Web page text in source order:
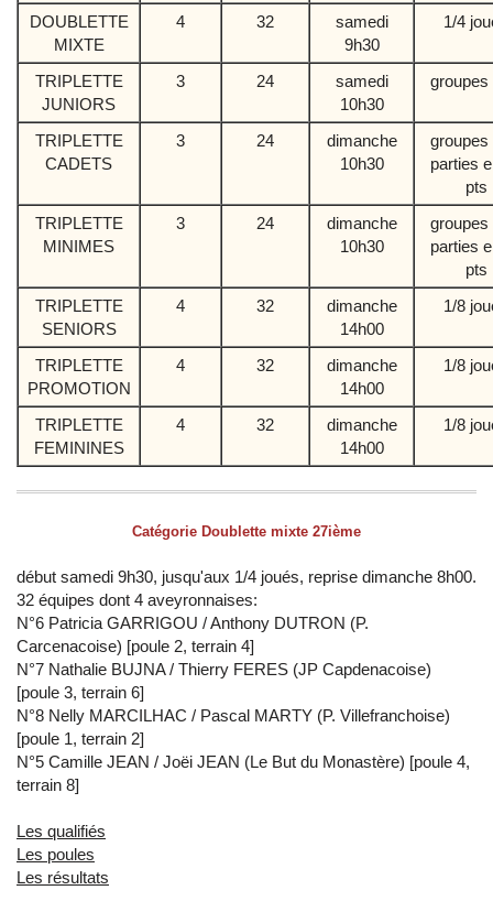
DOUBLETTE
MIXTE
4 32
samedi
9h30
1/4
TRIPLETTE
JUNIORS
3 24
samedi
10h30
groupes
TRIPLETTE
CADETS
3 24
dimanche
10h30
groupes
parties
pts
TRIPLETTE
MINIMES
3 24
dimanche
10h30
groupes
parties
pts
TRIPLETTE
SENIORS
4 32
dimanche
14h00
1/8
TRIPLETTE
PROMOTION
4 32
dimanche
14h00
1/8
TRIPLETTE
FEMININES
4 32
dimanche
14h00
1/8
Catégorie Doublette mixte 27ième
début samedi 9h30, jusqu'aux 1/4 joués, reprise dimanche 8h00.
32 équipes dont 4 aveyronnaises:
N°6 Patricia GARRIGOU / Anthony DUTRON (P.
Carcenacoise) [poule 2, terrain 4]
N°7 Nathalie BUJNA / Thierry FERES (JP Capdenacoise)
[poule 3, terrain 6]
N°8 Nelly MARCILHAC / Pascal MARTY (P. Villefranchoise)
[poule 1, terrain 2]
N°5 Camille JEAN / Joëi JEAN (Le But du Monastère) [poule 4,
terrain 8]
Les qualifiés
Les poules
Les résultats